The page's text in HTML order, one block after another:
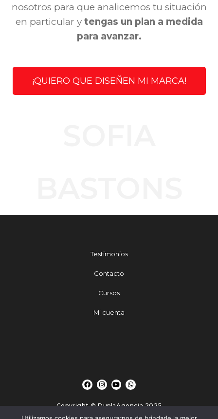
nosotros para que analicemos tu situación
en particular y tengas un plan a medida
para avanzar.
¡QUIERO QUE DISEÑEN MI MARCA!
Testimonios
Contacto
Cursos
Mi cuenta
Copyright © DuplaAgencia 2025